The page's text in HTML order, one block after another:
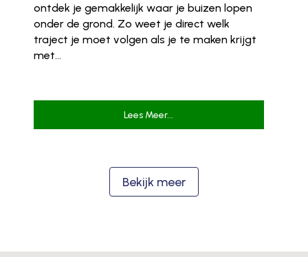
ontdek je gemakkelijk waar je buizen lopen
onder de grond. Zo weet je direct welk
traject je moet volgen als je te maken krijgt
met...
Lees Meer...
Bekijk meer